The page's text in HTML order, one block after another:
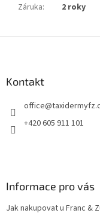
Záruka: 2 roky
Kontakt
office@
+420 605 911 101
Informace pro vás
Jak nakupovat u Franc &